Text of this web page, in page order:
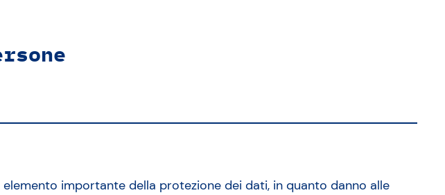
importante della protezione dei dati, in quanto danno alle